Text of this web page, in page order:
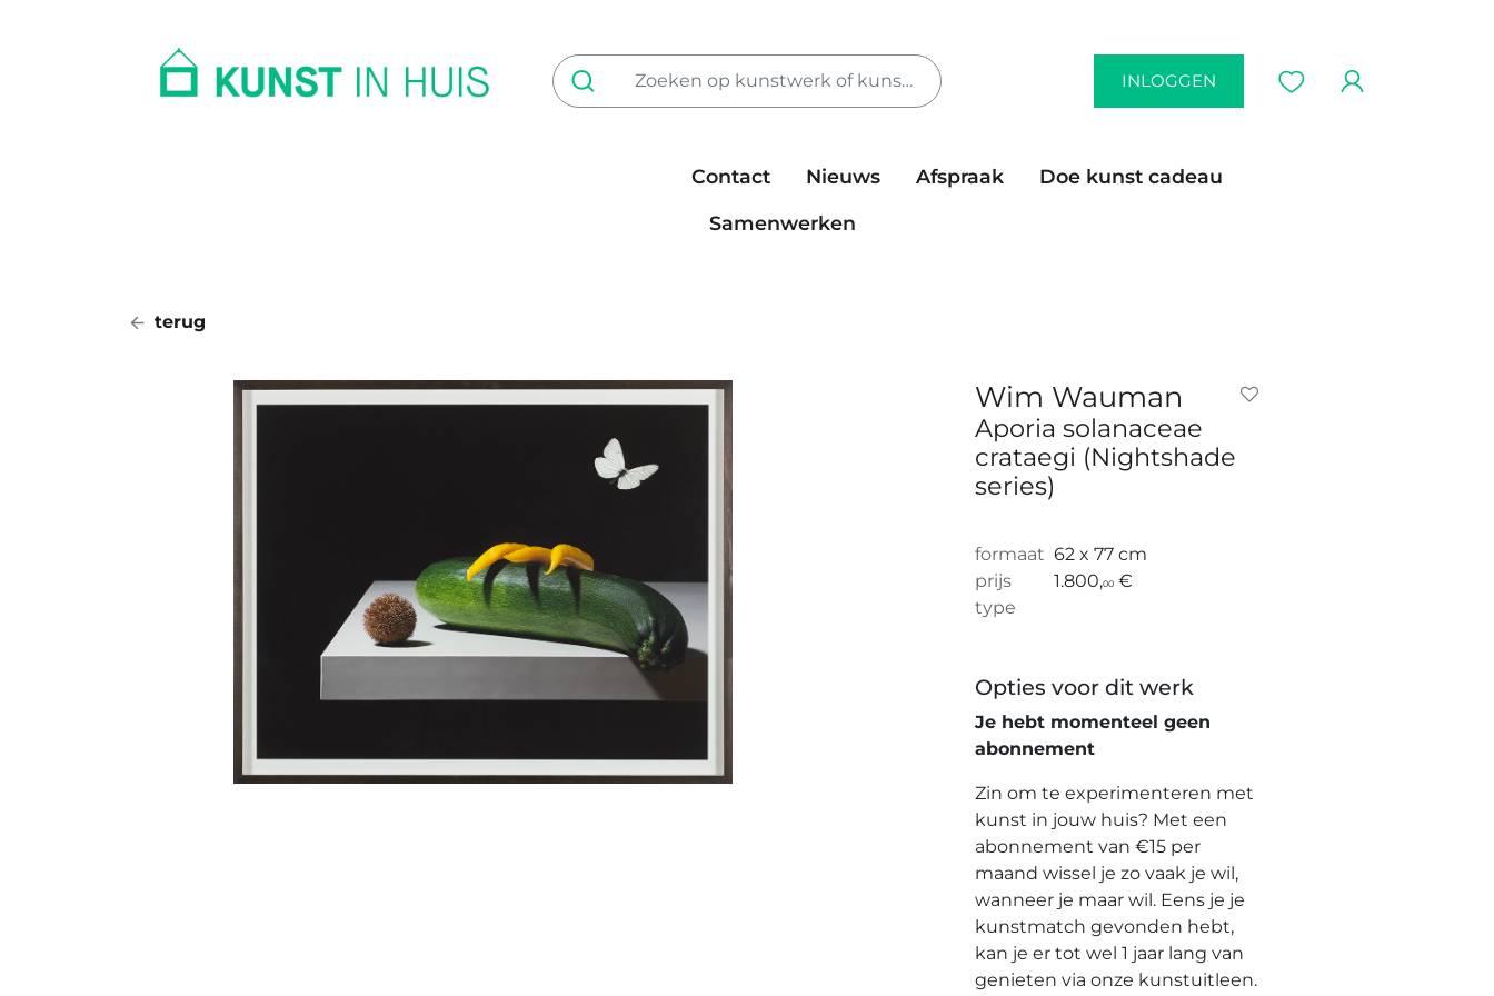
INLOGGEN
Contact Nieuws Afspraak
Doe kunst cadeau
Samenwerken
terug
Wim Wauman
Aporia solanaceae
crataegi (Nightshade
series)
formaat 62 x 77 cm
prijs
1.800,00 €
type
Opties voor dit werk
Je hebt momenteel geen
abonnement
Zin om te experimenteren met
kunst in jouw huis? Met een
abonnement van €15 per
maand wissel je zo vaak je wil,
wanneer je maar wil. Eens je je
kunstmatch gevonden hebt,
kan je er tot wel 1 jaar lang van
genieten via onze kunstuitleen.